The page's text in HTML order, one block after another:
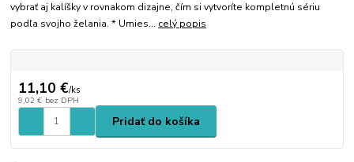
vybrať aj kalíšky v rovnakom dizajne, čím si vytvoríte kompletnú sériu
podľa svojho želania. * Umies... celý popis
11,10 €/ks
9,02 € bez DPH
Pridať do košíka